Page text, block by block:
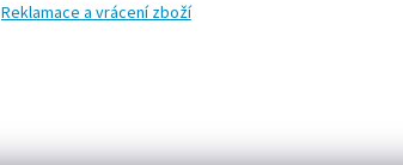
Reklamace a vrácení zboží